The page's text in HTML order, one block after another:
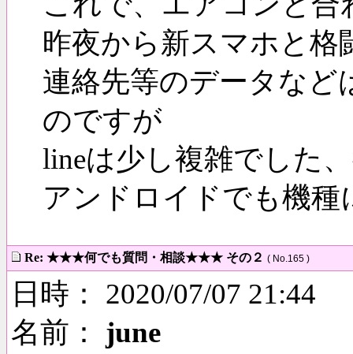
昨夜から新スマホと格
連絡先等のデータなど
のですが
lineは少し複雑でした
アンドロイドでも機
Re: ★★★何でも質問・相談★★★ その２ ( No.165 )
日時： 2020/07/07 21:44
名前： june